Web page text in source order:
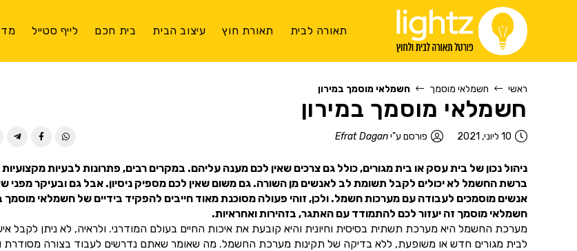
תאורה לבית תאורת חוץ עיצוב הבית בית חכם לייף סטייל
ראשי חשמלאי מוסמך חשמלאי מוסמך במירון
חשמלאי מוסמך במירון
10 ליוני, 2021 פורסם ע"יEfrat Dagan
ניהול נכון של בית עסק או בית מגורים, כולל גם צרכים שאין לכם מענה עליהם. במקרים רבים, פתרונות לבעיות מקצועיות
ברשת החשמל לא יכולים לקבל תשומת לב לאנשים מן השורה. גם משום שאין לכם מספיק ניסיון. אבל גם ובעיקר מפני
אנשים מוסמכים לעבודה עם מערכות חשמל. ולכן, זוהי פעולה מסוכנת מאוד חייבים להפקיד בידיים של חשמלאי מוסמך
חשמלאי מוסמך זה יעזור לכם להתמודד עם האתגר, בזהירות ואחראיות.
מערכת החשמל היא מערכת תשתית בסיסית וחיונית והיא קובעת את איכות החיים בעולם המודרני. ולראיה, לא ניתן לקבל
לבית מגורים חדש או משופעת, ללא בדיקה של תקינות מערכת החשמל. מה שאומר שאתם נדרשים לעבוד בצורה מסודרת